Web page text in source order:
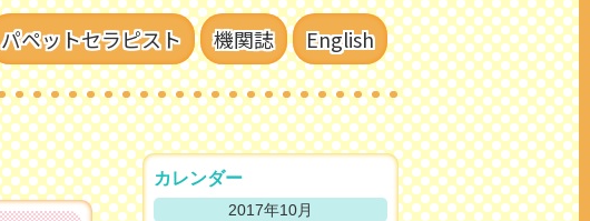
パペットセラピスト 機関誌 English
カレンダー
2017年10月